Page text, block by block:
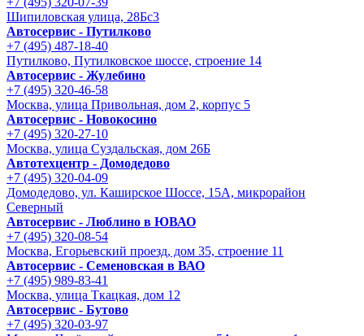
Шипиловская улица, 28Бс3
Автосервис - Путилково
+7 (495) 487-18-40
Путилково, Путилковское шоссе, строение 14
Автосервис - Жулебино
+7 (495) 320-46-58
Москва, улица Привольная, дом 2, корпус 5
Автосервис - Новокосино
+7 (495) 320-27-10
Москва, улица Суздальская, дом 26Б
Автотехцентр - Домодедово
+7 (495) 320-04-09
Домодедово, ул. Каширское Шоссе, 15А, микрорайон
Северный
Автосервис - Люблино в ЮВАО
+7 (495) 320-08-54
Москва, Егорьевский проезд, дом 35, строение 11
Автосервис - Семеновская в ВАО
+7 (495) 989-83-41
Москва, улица Ткацкая, дом 12
Автосервис - Бутово
+7 (495) 320-03-97